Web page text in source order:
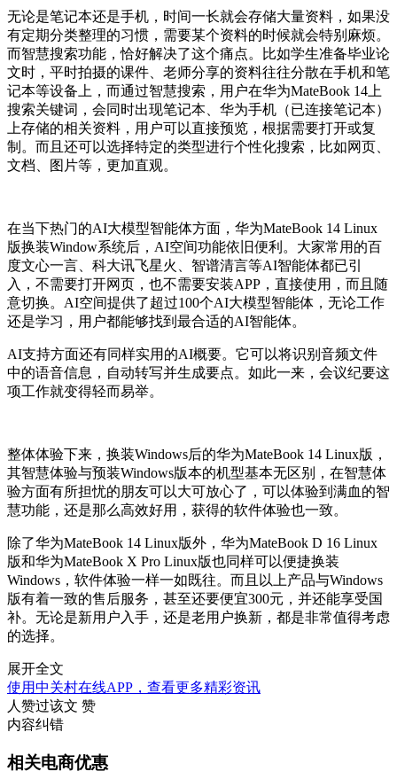
无论是笔记本还是手机，时间一长就会存储大量资料，如果没
有定期分类整理的习惯，需要某个资料的时候就会特别麻烦。
而智慧搜索功能，恰好解决了这个痛点。比如学生准备毕业论
文时，平时拍摄的课件、老师分享的资料往往分散在手机和笔
记本等设备上，而通过智慧搜索，用户在华为MateBook 14上
搜索关键词，会同时出现笔记本、华为手机（已连接笔记本）
上存储的相关资料，用户可以直接预览，根据需要打开或复
制。而且还可以选择特定的类型进行个性化搜索，比如网页、
文档、图片等，更加直观。
在当下热门的AI大模型智能体方面，华为MateBook 14 Linux
版换装Window系统后，AI空间功能依旧便利。大家常用的百
度文心一言、科大讯飞星火、智谱清言等AI智能体都已引
入，不需要打开网页，也不需要安装APP，直接使用，而且随
意切换。AI空间提供了超过100个AI大模型智能体，无论工作
还是学习，用户都能够找到最合适的AI智能体。
AI支持方面还有同样实用的AI概要。它可以将识别音频文件
中的语音信息，自动转写并生成要点。如此一来，会议纪要这
项工作就变得轻而易举。
整体体验下来，换装Windows后的华为MateBook 14 Linux版，
其智慧体验与预装Windows版本的机型基本无区别，在智慧体
验方面有所担忧的朋友可以大可放心了，可以体验到满血的智
慧功能，还是那么高效好用，获得的软件体验也一致。
除了华为MateBook 14 Linux版外，华为MateBook D 16 Linux
版和华为MateBook X Pro Linux版也同样可以便捷换装
Windows，软件体验一样一如既往。而且以上产品与Windows
版有着一致的售后服务，甚至还要便宜300元，并还能享受国
补。无论是新用户入手，还是老用户换新，都是非常值得考虑
的选择。
展开全文
使用中关村在线APP，查看更多精彩资讯
人赞过该文 赞
内容纠错
相关电商优惠